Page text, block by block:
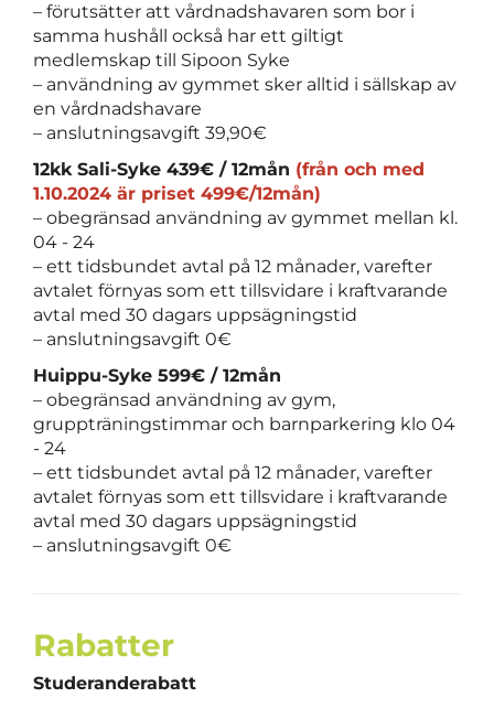
– förutsätter att vårdnadshavaren som bor i
samma hushåll också har ett giltigt
medlemskap till Sipoon Syke
– användning av gymmet sker alltid i sällskap av
en vårdnadshavare
– anslutningsavgift 39,90€
12kk Sali-Syke 439€ / 12mån (från och med
1.10.2024 är priset 499€/12mån)
– obegränsad användning av gymmet mellan kl.
04 - 24
– ett tidsbundet avtal på 12 månader, varefter
avtalet förnyas som ett tillsvidare i kraftvarande
avtal med 30 dagars uppsägningstid
– anslutningsavgift 0€
Huippu-Syke 599€ / 12mån
– obegränsad användning av gym,
gruppträningstimmar och barnparkering klo 04
- 24
– ett tidsbundet avtal på 12 månader, varefter
avtalet förnyas som ett tillsvidare i kraftvarande
avtal med 30 dagars uppsägningstid
– anslutningsavgift 0€
Rabatter
Studeranderabatt